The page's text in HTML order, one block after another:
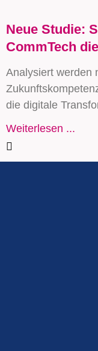
Neue Studie:
CommTech
Analysiert werden
die digitale
Weiterlesen ...